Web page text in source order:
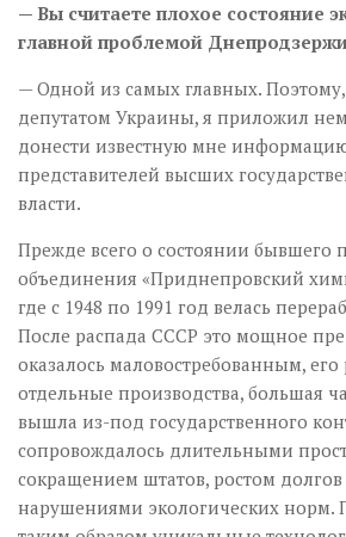
— Вы считаете плохое состояние
главной проблемой
— Одной из самых главных.
депутатом Украины, я приложил
донести известную мне
представителей высших
власти.
Прежде всего о состоянии бывшего
объединения «Приднепровский
где с 1948 по 1991 год велась
После распада СССР это мощное
оказалось маловостребованным, его
отдельные производства, большая
вышла из-под государственного
сопровождалось длительными
сокращением штатов, ростом
нарушениями экологических норм.